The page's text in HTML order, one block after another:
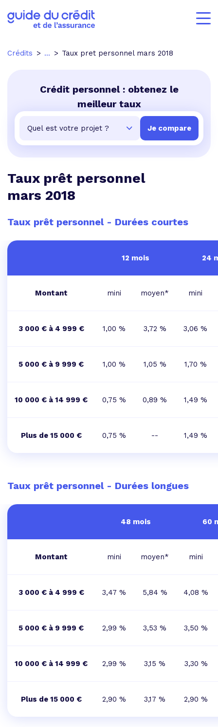
Crédits ... Taux pret personnel mars 2018
Crédit personnel : obtenez le
meilleur taux
Taux prêt personnel
mars 2018
Taux prêt personnel - Durées courtes
12 mois 24
Montant mini moyen* mini
3 000 € à 4 999 € 1,00 % 3,72 % 3,06 %
5 000 € à 9 999 € 1,00 % 1,05 % 1,70 %
10 000 € à 14 999 € 0,75 % 0,89 % 1,49 %
Plus de 15 000 € 0,75 % -- 1,49 %
Taux prêt personnel - Durées longues
48 mois 60
Montant mini moyen* mini
3 000 € à 4 999 € 3,47 % 5,84 % 4,08 %
5 000 € à 9 999 € 2,99 % 3,53 % 3,50 %
10 000 € à 14 999 € 2,99 % 3,15 % 3,30 %
Plus de 15 000 € 2,90 % 3,17 % 2,90 %